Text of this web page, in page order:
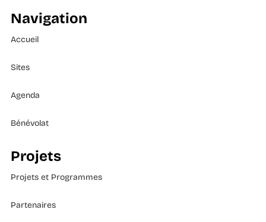
Navigation
Accueil
Sites
Agenda
Bénévolat
Projets
Projets et Programmes
Partenaires